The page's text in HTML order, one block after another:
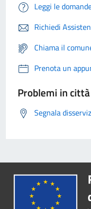
Leggi le
Richiedi
Chiama il
Prenota un
Problemi in città
Segnala